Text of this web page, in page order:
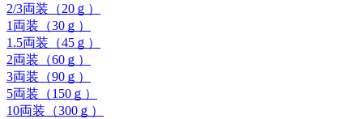
2/3両装（20ｇ）
1両装（30ｇ）
1.5両装（45ｇ）
2両装（60ｇ）
3両装（90ｇ）
5両装（150ｇ）
10両装（300ｇ）